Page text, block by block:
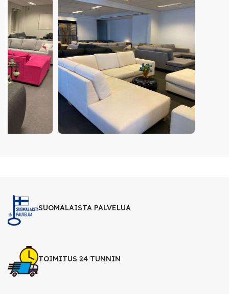
SUOMALAISTA PALVELUA
TOIMITUS 24 TUNNIN